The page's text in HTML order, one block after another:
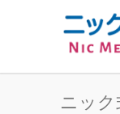
ニッ